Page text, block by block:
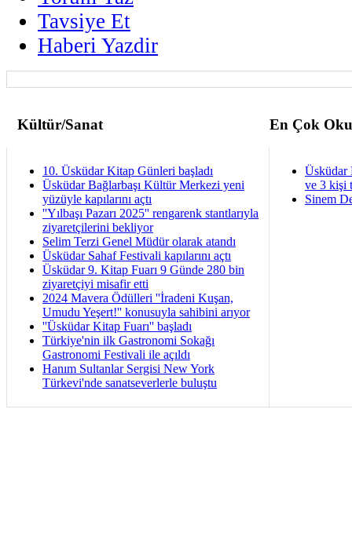
Tavsiye Et
Haberi Yazdir
Kültür/Sanat En Çok
10. Üsküdar Kitap Günleri başladı
Üsküdar Bağlarbaşı Kültür Merkezi yeni
yüzüyle kapılarını açtı
''Yılbaşı Pazarı 2025'' rengarenk stantlarıyla
ziyaretçilerini bekliyor
Selim Terzi Genel Müdür olarak atandı
Üsküdar Sahaf Festivali kapılarını açtı
Üsküdar 9. Kitap Fuarı 9 Günde 280 bin
ziyaretçiyi misafir etti
2024 Mavera Ödülleri ''İradeni Kuşan,
Umudu Yeşert!'' konusuyla sahibini arıyor
''Üsküdar Kitap Fuarı'' başladı
Türkiye'nin ilk Gastronomi Sokağı
Gastronomi Festivali ile açıldı
Hanım Sultanlar Sergisi New York
Türkevi'nde sanatseverlerle buluştu
Üsküdar
ve 3 kişi
Sinem